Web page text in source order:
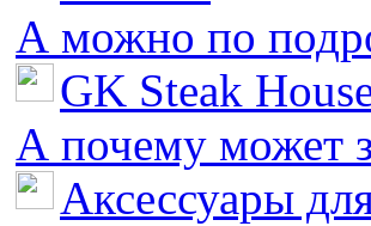
А можно по
GK Steak
А почему может
Аксессуары